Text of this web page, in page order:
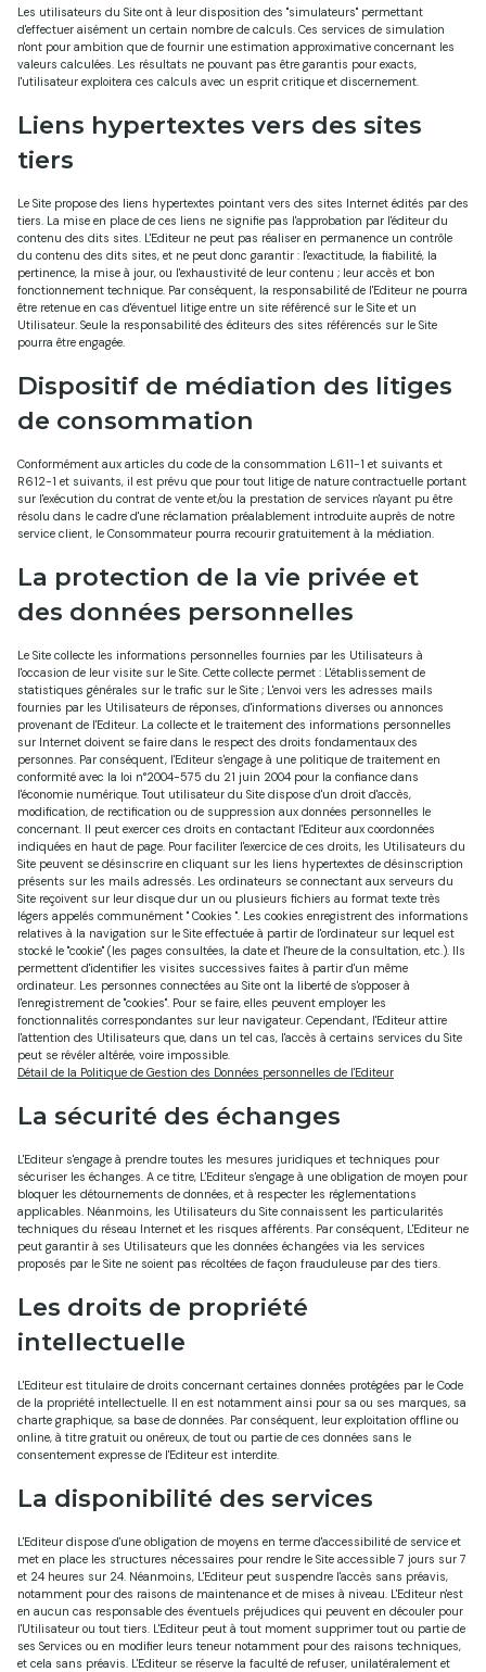
Les utilisateurs du Site ont à leur disposition des "simulateurs" permettant
d'effectuer aisément un certain nombre de calculs. Ces services de simulation
n'ont pour ambition que de fournir une estimation approximative concernant les
valeurs calculées. Les résultats ne pouvant pas être garantis pour exacts,
l'utilisateur exploitera ces calculs avec un esprit critique et discernement.
Liens hypertextes vers des sites
tiers
Le Site propose des liens hypertextes pointant vers des sites Internet édités par des
tiers. La mise en place de ces liens ne signifie pas l'approbation par l'éditeur du
contenu des dits sites. L'Editeur ne peut pas réaliser en permanence un contrôle
du contenu des dits sites, et ne peut donc garantir : l'exactitude, la fiabilité, la
pertinence, la mise à jour, ou l'exhaustivité de leur contenu ; leur accès et bon
fonctionnement technique. Par conséquent, la responsabilité de l'Editeur ne pourra
être retenue en cas d'éventuel litige entre un site référencé sur le Site et un
Utilisateur. Seule la responsabilité des éditeurs des sites référencés sur le Site
pourra être engagée.
Dispositif de médiation des litiges
de consommation
Conformément aux articles du code de la consommation L611-1 et suivants et
R612-1 et suivants, il est prévu que pour tout litige de nature contractuelle portant
sur l'exécution du contrat de vente et/ou la prestation de services n'ayant pu être
résolu dans le cadre d'une réclamation préalablement introduite auprès de notre
service client, le Consommateur pourra recourir gratuitement à la médiation.
La protection de la vie privée et
des données personnelles
Le Site collecte les informations personnelles fournies par les Utilisateurs à
l'occasion de leur visite sur le Site. Cette collecte permet : L'établissement de
statistiques générales sur le trafic sur le Site ; L'envoi vers les adresses mails
fournies par les Utilisateurs de réponses, d'informations diverses ou annonces
provenant de l'Editeur. La collecte et le traitement des informations personnelles
sur Internet doivent se faire dans le respect des droits fondamentaux des
personnes. Par conséquent, l'Editeur s'engage à une politique de traitement en
conformité avec la loi n°2004-575 du 21 juin 2004 pour la confiance dans
l'économie numérique. Tout utilisateur du Site dispose d'un droit d'accès,
modification, de rectification ou de suppression aux données personnelles le
concernant. Il peut exercer ces droits en contactant l'Editeur aux coordonnées
indiquées en haut de page. Pour faciliter l'exercice de ces droits, les Utilisateurs du
Site peuvent se désinscrire en cliquant sur les liens hypertextes de désinscription
présents sur les mails adressés. Les ordinateurs se connectant aux serveurs du
Site reçoivent sur leur disque dur un ou plusieurs fichiers au format texte très
légers appelés communément " Cookies ". Les cookies enregistrent des informations
relatives à la navigation sur le Site effectuée à partir de l'ordinateur sur lequel est
stocké le "cookie" (les pages consultées, la date et l'heure de la consultation, etc.). Ils
permettent d'identifier les visites successives faites à partir d'un même
ordinateur. Les personnes connectées au Site ont la liberté de s'opposer à
l'enregistrement de "cookies". Pour se faire, elles peuvent employer les
fonctionnalités correspondantes sur leur navigateur. Cependant, l'Editeur attire
l'attention des Utilisateurs que, dans un tel cas, l'accès à certains services du Site
peut se révéler altérée, voire impossible.
Détail de la Politique de Gestion des Données personnelles de l'Editeur
La sécurité des échanges
L'Editeur s'engage à prendre toutes les mesures juridiques et techniques pour
sécuriser les échanges. A ce titre, L'Editeur s'engage à une obligation de moyen pour
bloquer les détournements de données, et à respecter les réglementations
applicables. Néanmoins, les Utilisateurs du Site connaissent les particularités
techniques du réseau Internet et les risques afférents. Par conséquent, L'Editeur ne
peut garantir à ses Utilisateurs que les données échangées via les services
proposés par le Site ne soient pas récoltées de façon frauduleuse par des tiers.
Les droits de propriété
intellectuelle
L'Editeur est titulaire de droits concernant certaines données protégées par le Code
de la propriété intellectuelle. Il en est notamment ainsi pour sa ou ses marques, sa
charte graphique, sa base de données. Par conséquent, leur exploitation offline ou
online, à titre gratuit ou onéreux, de tout ou partie de ces données sans le
consentement expresse de l'Editeur est interdite.
La disponibilité des services
L'Editeur dispose d'une obligation de moyens en terme d'accessibilité de service et
met en place les structures nécessaires pour rendre le Site accessible 7 jours sur 7
et 24 heures sur 24. Néanmoins, L'Editeur peut suspendre l'accès sans préavis,
notamment pour des raisons de maintenance et de mises à niveau. L'Editeur n'est
en aucun cas responsable des éventuels préjudices qui peuvent en découler pour
l'Utilisateur ou tout tiers. L'Editeur peut à tout moment supprimer tout ou partie de
ses Services ou en modifier leurs teneur notamment pour des raisons techniques,
et cela sans préavis. L'Editeur se réserve la faculté de refuser, unilatéralement et